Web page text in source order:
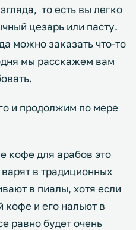
то есть вы легко
цезарь или пасту.
можно заказать что-то
мы расскажем вам
и продолжим по мере
кофе для арабов это
в традиционных
в пиалы, хотя если
и его нальют в
равно будет очень